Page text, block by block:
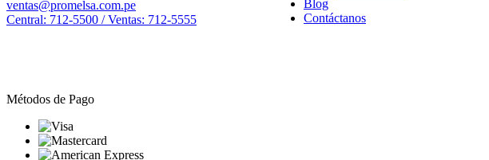
ventas@promelsa.com.pe
Central: 712-5500 / Ventas: 712-5555
Blog
Contáctanos
Métodos de Pago